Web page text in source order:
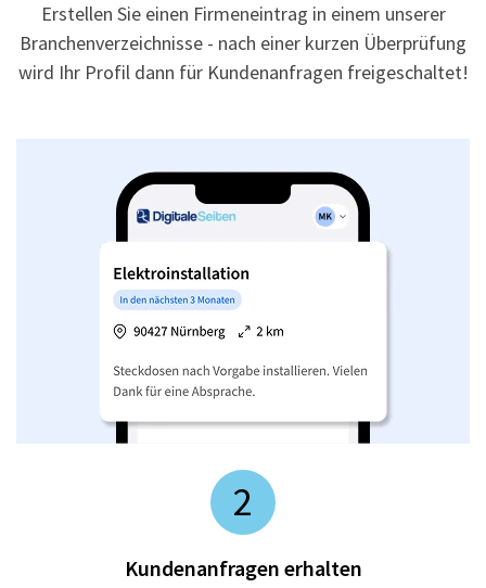
Erstellen Sie einen Firmeneintrag in einem unserer
Branchenverzeichnisse - nach einer kurzen Überprüfung
wird Ihr Profil dann für Kundenanfragen freigeschaltet!
2
Kundenanfragen erhalten